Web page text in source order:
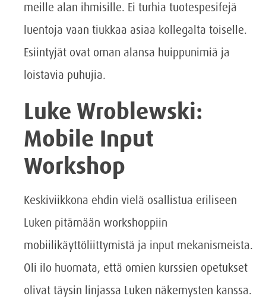
meille alan ihmisille. Ei turhia tuotespesifejä
luentoja vaan tiukkaa asiaa kollegalta toiselle.
Esiintyjät ovat oman alansa huippunimiä ja
loistavia puhujia.
Luke Wroblewski:
Mobile Input
Workshop
Keskiviikkona ehdin vielä osallistua eriliseen
Luken pitämään workshoppiin
mobiilikäyttöliittymistä ja input mekanismeista.
Oli ilo huomata, että omien kurssien opetukset
olivat täysin linjassa Luken näkemysten kanssa.